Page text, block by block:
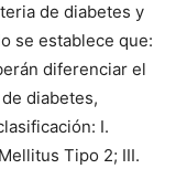
de diabetes y
se establece que:
diferenciar el
diabetes,
I.
Tipo 2; III.